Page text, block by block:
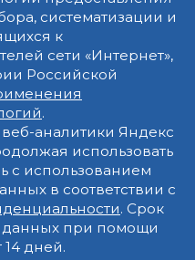
систематизации и
к
сети «Интернет»,
Российской
.
аналитики Яндекс
использовать
с использованием
в соответствии с
. Срок
данных при помощи
дней.